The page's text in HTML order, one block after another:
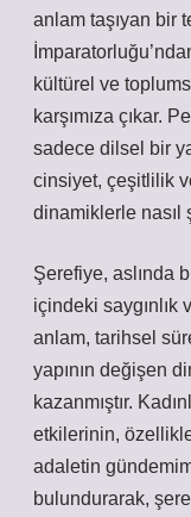
anlam taşıyan bir
kültürel ve
karşımıza çıkar.
sadece dilsel bir
cinsiyet, çeşitlilik
dinamiklerle nasıl
Şerefiye, aslında
içindeki saygınlık
anlam, tarihsel
yapının değişen
kazanmıştır.
etkilerinin,
adaletin
bulundurarak,